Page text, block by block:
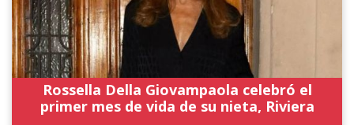
Rossella Della Giovampaola celebró el
primer mes de vida de su nieta, Riviera